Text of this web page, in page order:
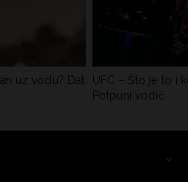
uz vodu? Dat
UFC – Što je to i
Potpuni vodič